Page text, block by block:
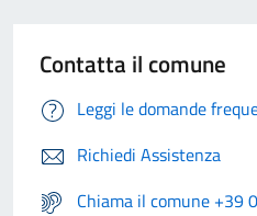
Contatta il comune
Leggi le domande
Richiedi Assistenza
Chiama il comune +39